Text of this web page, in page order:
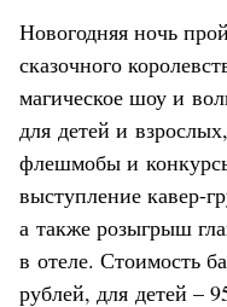
Новогодняя ночь
сказочного
магическое шоу и
для детей и
флешмобы и
выступление кавер-
а также розыгрыш
в отеле. Стоимость
рублей, для детей –